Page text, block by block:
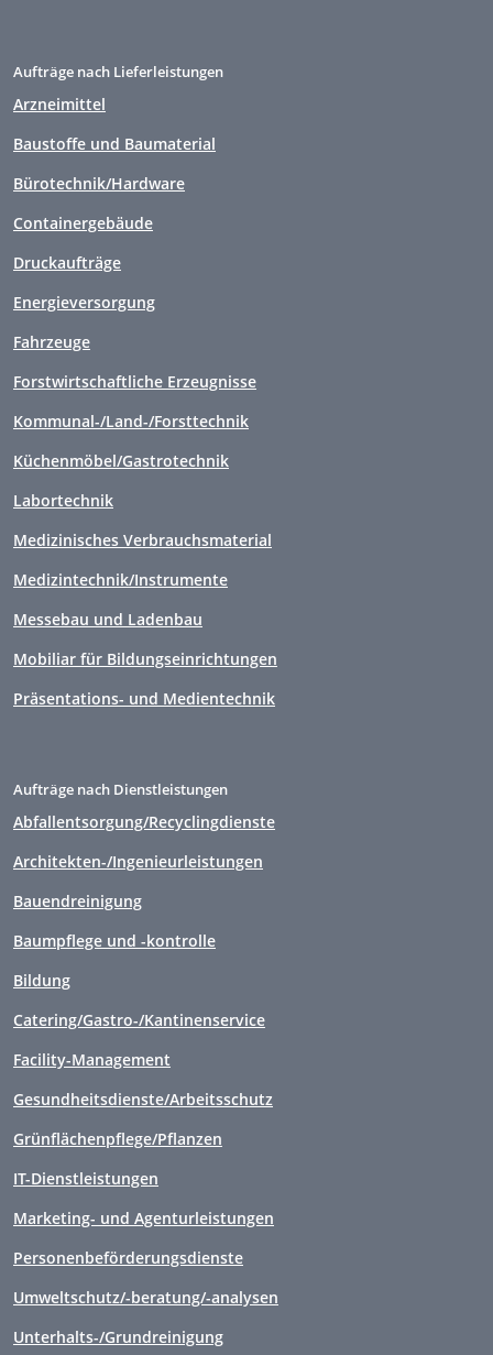
Aufträge nach Lieferleistungen
Arzneimittel
Baustoffe und Baumaterial
Bürotechnik/Hardware
Containergebäude
Druckaufträge
Energieversorgung
Fahrzeuge
Forstwirtschaftliche Erzeugnisse
Kommunal-/Land-/Forsttechnik
Küchenmöbel/Gastrotechnik
Labortechnik
Medizinisches Verbrauchsmaterial
Medizintechnik/Instrumente
Messebau und Ladenbau
Mobiliar für Bildungseinrichtungen
Präsentations- und Medientechnik
Aufträge nach Dienstleistungen
Abfallentsorgung/Recyclingdienste
Architekten-/Ingenieurleistungen
Bauendreinigung
Baumpflege und -kontrolle
Bildung
Catering/Gastro-/Kantinenservice
Facility-Management
Gesundheitsdienste/Arbeitsschutz
Grünflächenpflege/Pflanzen
IT-Dienstleistungen
Marketing- und Agenturleistungen
Personenbeförderungsdienste
Umweltschutz/-beratung/-analysen
Unterhalts-/Grundreinigung